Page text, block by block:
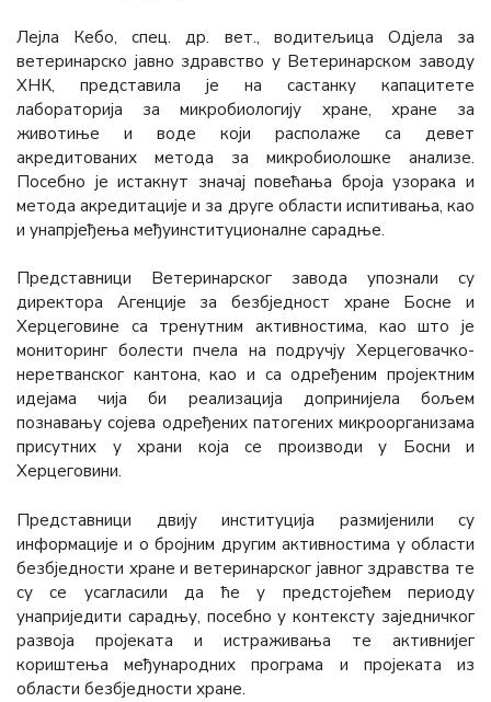
Лејла Кебо, спец. др. вет., водитељица Одјела за
ветеринарско јавно здравство у Ветеринарском заводу
ХНК, представила је на састанку капацитете
лабораторија за микробиологију хране, хране за
животиње и воде који располаже са девет
акредитованих метода за микробиолошке анализе.
Посебно је истакнут значај повећања броја узорака и
метода акредитације и за друге области испитивања, као
и унапрјеђења међуинституционалне сарадње.
Представници Ветеринарског завода упознали су
директора Агенције за безбједност хране Босне и
Херцеговине са тренутним активностима, као што је
мониторинг болести пчела на подручју Херцеговачко-
неретванског кантона, као и са одређеним пројектним
идејама чија би реализација допринијела бољем
познавању сојева одређених патогених микроорганизама
присутних у храни која се производи у Босни и
Херцеговини.
Представници двију институција размијенили су
информације и о бројним другим активностима у области
безбједности хране и ветеринарског јавног здравства те
су се усагласили да ће у предстојећем периоду
унаприједити сарадњу, посебно у контексту заједничког
развоја пројеката и истраживања те активнијег
кориштења међународних програма и пројеката из
области безбједности хране.